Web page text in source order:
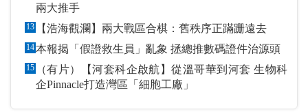
兩大推手
13 【浩海觀瀾】兩大戰區合棋：舊秩序正蹣跚遠去
14 本報揭「假證救生員」亂象 拯總推數碼證件治源頭
15
（有片）【河套科企啟航】從溫哥華到河套 生物科
企Pinnacle打造灣區「細胞工廠」